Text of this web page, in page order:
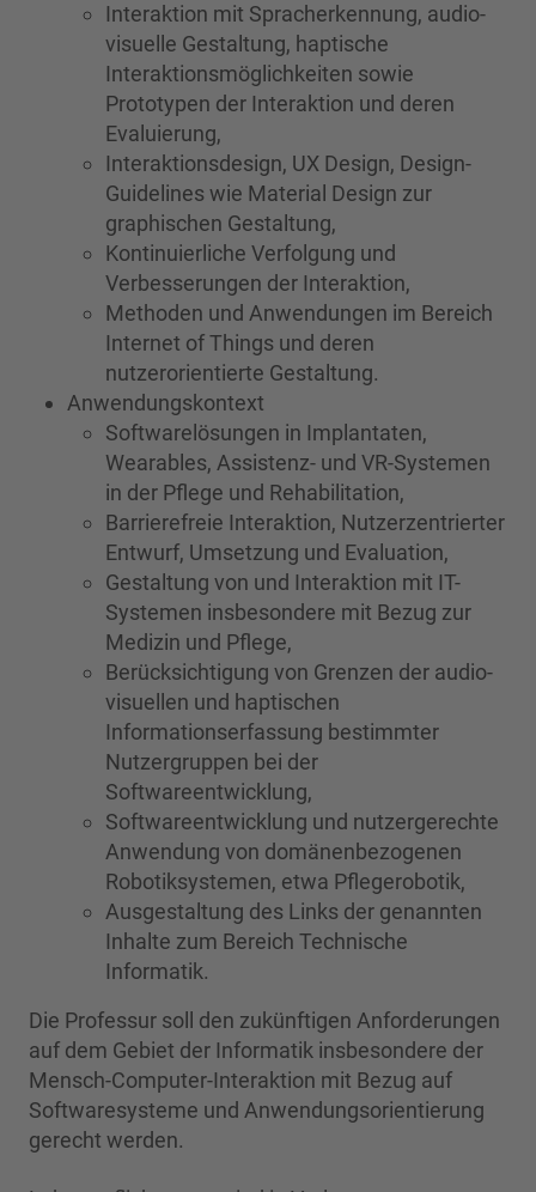
Interaktion mit Spracherkennung, audio-
visuelle Gestaltung, haptische
Interaktionsmöglichkeiten sowie
Prototypen der Interaktion und deren
Evaluierung,
Interaktionsdesign, UX Design, Design-
Guidelines wie Material Design zur
graphischen Gestaltung,
Kontinuierliche Verfolgung und
Verbesserungen der Interaktion,
Methoden und Anwendungen im Bereich
Internet of Things und deren
nutzerorientierte Gestaltung.
Anwendungskontext
Softwarelösungen in Implantaten,
Wearables, Assistenz- und VR-Systemen
in der Pflege und Rehabilitation,
Barrierefreie Interaktion, Nutzerzentrierter
Entwurf, Umsetzung und Evaluation,
Gestaltung von und Interaktion mit IT-
Systemen insbesondere mit Bezug zur
Medizin und Pflege,
Berücksichtigung von Grenzen der audio-
visuellen und haptischen
Informationserfassung bestimmter
Nutzergruppen bei der
Softwareentwicklung,
Softwareentwicklung und nutzergerechte
Anwendung von domänenbezogenen
Robotiksystemen, etwa Pflegerobotik,
Ausgestaltung des Links der genannten
Inhalte zum Bereich Technische
Informatik.
Die Professur soll den zukünftigen Anforderungen
auf dem Gebiet der Informatik insbesondere der
Mensch-Computer-Interaktion mit Bezug auf
Softwaresysteme und Anwendungsorientierung
gerecht werden.